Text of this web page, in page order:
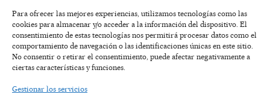
Para ofrecer las mejores experiencias, utilizamos tecnologías como las
cookies para almacenar y/o acceder a la información del dispositivo. El
consentimiento de estas tecnologías nos permitirá procesar datos como el
comportamiento de navegación o las identificaciones únicas en este sitio.
No consentir o retirar el consentimiento, puede afectar negativamente a
ciertas características y funciones.
Gestionar los servicios
profundidad
y
conseguir
entender
porque
esto